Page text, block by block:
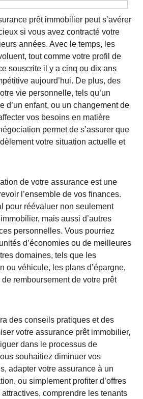
prêt immobilier peut s’avérer
si vous avez contracté votre
années. Avec le temps, les
tout comme votre profil de
souscrite il y a cinq ou dix ans
aujourd’hui. De plus, des
vie personnelle, tels qu’un
d’un enfant, ou un changement de
vos besoins en matière
permet de s’assurer que
votre situation actuelle et
de votre assurance est une
l’ensemble de vos finances.
pour réévaluer non seulement
mais aussi d’autres
personnelles. Vous pourriez
d’économies ou de meilleures
domaines, tels que les
ou véhicule, les plans d’épargne,
remboursement de votre prêt
des conseils pratiques et des
votre assurance prêt immobilier,
dans le processus de
souhaitiez diminuer vos
adapter votre assurance à un
ou simplement profiter d’offres
comprendre les tenants